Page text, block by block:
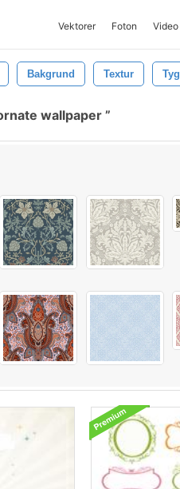
Vektorer Foton Video
Bakgrund Textur Tyg
wallpaper